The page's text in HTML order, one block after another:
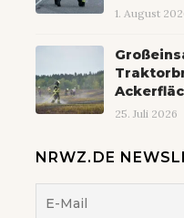
1. August
25. Juli 2026
NRWZ.DE